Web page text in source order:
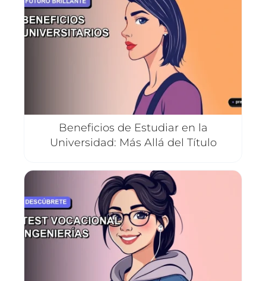
Beneficios de Estudiar en la
Universidad: Más Allá del Título